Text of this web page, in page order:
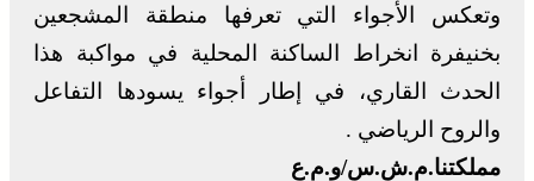
وتعكس الأجواء التي تعرفها منطقة المشجعين
بخنيفرة انخراط الساكنة المحلية في مواكبة هذا
الحدث القاري، في إطار أجواء يسودها التفاعل
والروح الرياضي .
مملكتنا.م.ش.س/و.م.ع